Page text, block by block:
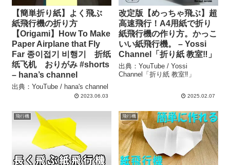
【簡単折り紙】よく飛ぶ
紙飛行機の折り方
【Origami】How To Make
Paper Airplane that Fly
Far 종이접기 비행기 折纸
纸飞机 おりがみ #shorts
– hana’s channel
出典：YouTube / hana's channel
2023.06.03
改定版【めっちゃ飛ぶ】超
高速飛行！A4用紙で折り
紙飛行機の作り方。かっこ
いい紙飛行機。 – Yossi
Channel「折り紙 教室‼」
出典：YouTube / Yossi
Channel「折り紙 教室‼」
2025.02.07
飛行機 飛行機